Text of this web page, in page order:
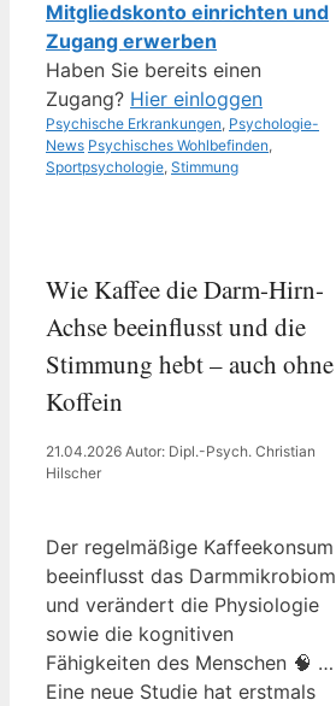
Mitgliedskonto einrichten und
Zugang erwerben
Haben Sie bereits einen
Zugang? Hier einloggen
Kategorien
Psychische Erkrankungen Psychologie-
News Schlagwörter
Psychisches Wohlbefinden
Sportpsychologie Stimmung
Wie Kaffee die Darm-Hirn-
Achse beeinflusst und die
Stimmung hebt – auch ohne
Koffein
21.04.2026 Autor: Dipl.-Psych. Christian
Hilscher
Der regelmäßige Kaffeekonsum
beeinflusst das Darmmikrobiom
und verändert die Physiologie
sowie die kognitiven
Fähigkeiten des Menschen 🧠 …
Eine neue Studie hat erstmals